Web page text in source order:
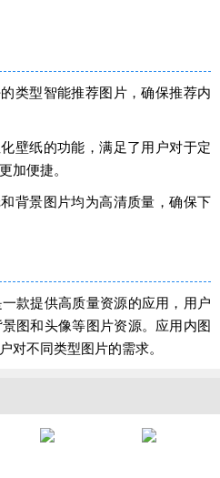
型智能推荐图片，确保推荐内
纸的功能，满足了用户对于定
加便捷。
景图片均为高清质量，确保下
提供高质量资源的应用，用户
图和头像等图片资源。应用内图
对不同类型图片的需求。